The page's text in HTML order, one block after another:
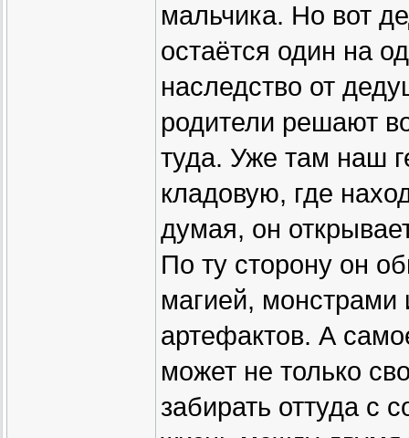
мальчика. Но вот
остаётся один на
наследство от
родители решают
туда. Уже там наш
кладовую, где
думая, он
По ту сторону он
магией, монстрами
артефактов. А
может не только
забирать оттуда с